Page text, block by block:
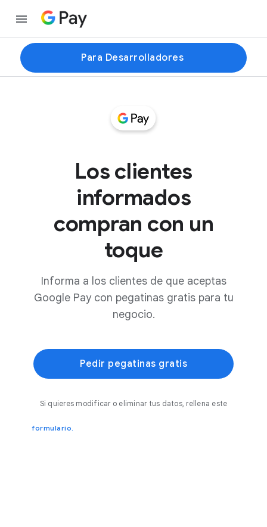
Para Desarrolladores
Los clientes
informados
compran con un
toque
Informa a los clientes de que aceptas
Google Pay con pegatinas gratis para tu
negocio.
Pedir pegatinas gratis
Si quieres modificar o eliminar tus datos, rellena este
formulario.